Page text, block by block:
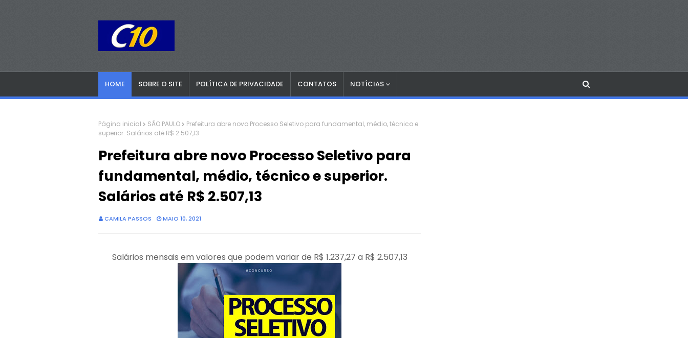
HOME SOBRE O SITE POLÍTICA DE PRIVACIDADE CONTATOS NOTÍCIAS
Página inicial SÃO PAULO
Prefeitura abre novo Processo Seletivo para fundamental, médio, técnico e
superior. Salários até R$ 2.507,13
Prefeitura abre novo Processo Seletivo para
fundamental, médio, técnico e superior.
Salários até R$ 2.507,13
CAMILA PASSOS MAIO 10, 2021
Salários mensais em valores que podem variar de R$ 1.237,27 a R$ 2.507,13